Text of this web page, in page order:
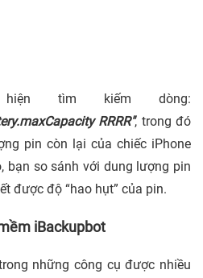
tìm kiếm dòng:
RRRR", trong đó
pin còn lại của chiếc iPhone
bạn so sánh với dung lượng pin
được độ “hao hụt” của pin.
iBackupbot
những công cụ được nhiều